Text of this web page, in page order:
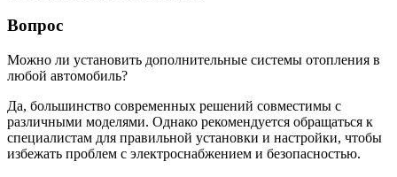
Вопрос
Можно ли установить дополнительные системы отопления в
любой автомобиль?
Да, большинство современных решений совместимы с
различными моделями. Однако рекомендуется обращаться к
специалистам для правильной установки и настройки, чтобы
избежать проблем с электроснабжением и безопасностью.